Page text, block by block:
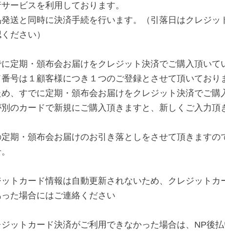
ービスを利用しております。
送と同時に決済手続を行います。（引落日はクレジッ
ださい）
定期・頒布会お届けをクレジット決済でご購入頂いて
号は１顧客様につき１つのご登録とさせて頂いており
、すでに定期・頒布会お届けをクレジット決済でご購
のカードで新規にご購入頂きますと、新しくご入力頂
期・頒布会お届けのお引き落としをさせて頂きますの
ットカード情報は自動更新されないため、クレジットカ
た場合にはご連絡ください
ットカード決済がご利用できなかった場合は、NP後払